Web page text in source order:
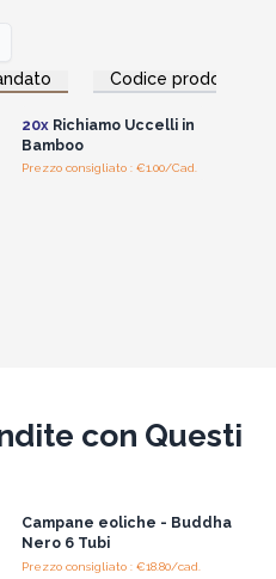
Codice prodotto
Accedi per vedere
i prezzi all'ingrosso
20xRichiamo Uccelli in
Bamboo
Prezzo consigliato : €1.00/Cad.
con Questi
Campane eoliche - Buddha
Nero 6 Tubi
Prezzo consigliato : €18.80/cad.